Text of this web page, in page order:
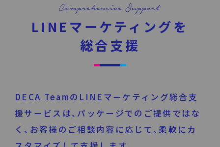
LINEマーケティングを
総合支援
DECA TeamのLINEマーケティング総合支
援サービスは、パッケージでのご提供ではな
く、 お客様のご相談内容に応じて、柔軟にカ